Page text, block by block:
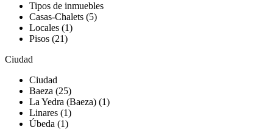
Tipos de inmuebles
Casas-Chalets (5)
Locales (1)
Pisos (21)
Ciudad
Ciudad
Baeza (25)
La Yedra (Baeza) (1)
Linares (1)
Úbeda (1)